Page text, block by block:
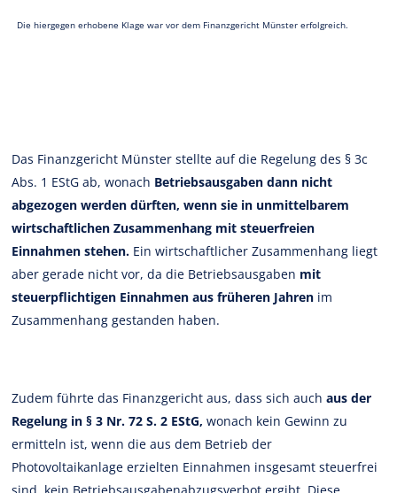
Die hiergegen erhobene Klage war vor dem Finanzgericht Münster erfolgreich.
Das Finanzgericht Münster stellte auf die Regelung des § 3c
Abs. 1 EStG ab, wonach Betriebsausgaben dann nicht
abgezogen werden dürften, wenn sie in unmittelbarem
wirtschaftlichen Zusammenhang mit steuerfreien
Einnahmen stehen. Ein wirtschaftlicher Zusammenhang liegt
aber gerade nicht vor, da die Betriebsausgaben mit
steuerpflichtigen Einnahmen aus früheren Jahren im
Zusammenhang gestanden haben.
Zudem führte das Finanzgericht aus, dass sich auchaus der
Regelung in § 3 Nr. 72 S. 2 EStG, wonach kein Gewinn zu
ermitteln ist, wenn die aus dem Betrieb der
Photovoltaikanlage erzielten Einnahmen insgesamt steuerfrei
sind, kein Betriebsausgabenabzugsverbot ergibt. Diese